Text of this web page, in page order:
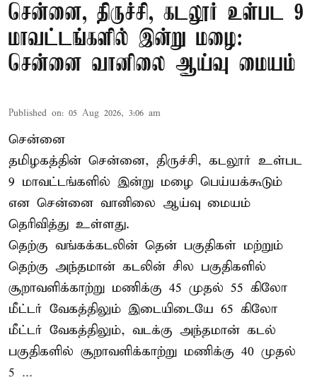
சென்னை, திருச்சி, கடலூர் உள்பட 9
மாவட்டங்களில் இன்று மழை:
சென்னை வானிலை ஆய்வு மையம்
Published on: 05 Aug 2026, 3:06 am
சென்னை
தமிழகத்தின் சென்னை, திருச்சி, கடலூர் உள்பட
9 மாவட்டங்களில் இன்று மழை பெய்யக்கூடும்
என சென்னை வானிலை ஆய்வு மையம்
தெரிவித்து உள்ளது.
தெற்கு வங்கக்கடலின் தென் பகுதிகள் மற்றும்
தெற்கு அந்தமான் கடலின் சில பகுதிகளில்
சூறாவளிக்காற்று மணிக்கு 45 முதல் 55 கிலோ
மீட்டர் வேகத்திலும் இடையிடையே 65 கிலோ
மீட்டர் வேகத்திலும், வடக்கு அந்தமான் கடல்
பகுதிகளில் சூறாவளிக்காற்று மணிக்கு 40 முதல்
5 ...